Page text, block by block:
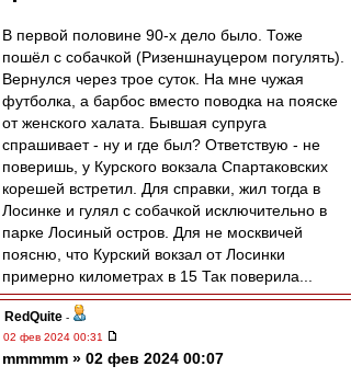
В первой половине 90-х дело было. Тоже
пошёл с собачкой (Ризеншнауцером погулять).
Вернулся через трое суток. На мне чужая
футболка, а барбос вместо поводка на пояске
от женского халата. Бывшая супруга
спрашивает - ну и где был? Ответствую - не
поверишь, у Курского вокзала Спартаковских
корешей встретил. Для справки, жил тогда в
Лосинке и гулял с собачкой исключительно в
парке Лосиный остров. Для не москвичей
поясню, что Курский вокзал от Лосинки
примерно километрах в 15 Так поверила...
RedQuite -
02 фев 2024 00:31
mmmmm » 02 фев 2024 00:07